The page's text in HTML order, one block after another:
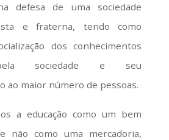
defesa de uma sociedade
e fraterna, tendo como
dos conhecimentos
pela sociedade e seu
ao maior número de pessoas.
a educação como um bem
não como uma mercadoria,